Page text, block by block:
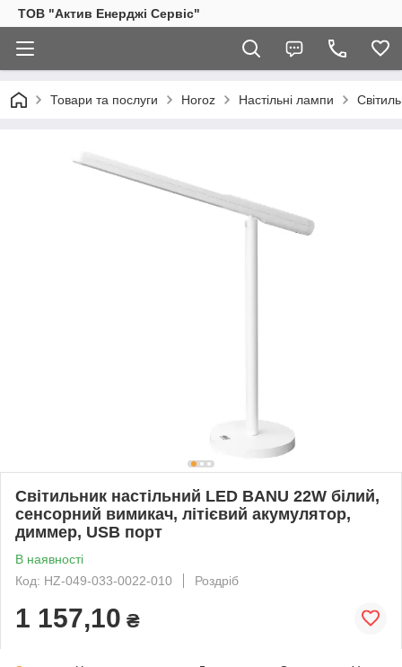
ТОВ "Актив Енерджі Сервіс"
Товари та послуги Horoz Настільні лампи
Світильник настільний LED BANU 22W білий,
сенсорний вимикач, літієвий акумулятор,
диммер, USB порт
В наявності
Код: HZ-049-033-0022-010
Роздріб
1 157,10 ₴